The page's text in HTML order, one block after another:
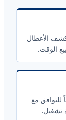
الأعطال
الوقت.
للتوافق مع
تشغيل.